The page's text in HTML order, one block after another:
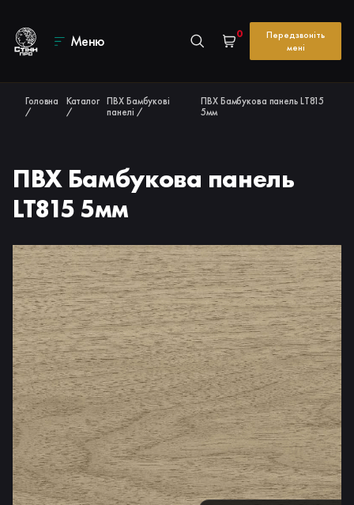
Меню 0
Передзвоніть
мені
Головна
/
Каталог
/
ПВХ Бамбукові
панелі /
ПВХ Бамбукова панель LT815
5мм
ПВХ Бамбукова панель
LT815 5мм